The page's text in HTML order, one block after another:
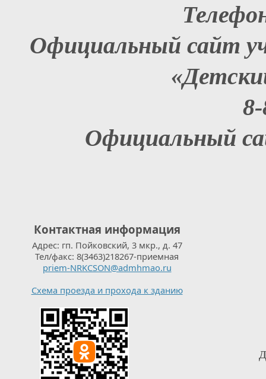
Официальный сайт
Официальный
Контактная информация
Адрес: гп. Пойковский, 3 мкр., д. 47
Тел/факс: 8(3463)218267-приемная
priem-NRKCSON@admhmao.ru
Схема проезда и прохода к зданию